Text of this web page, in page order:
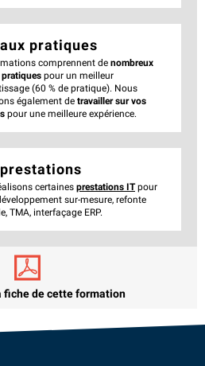
pratiques
comprennent de nombreux
pour un meilleur
(60 % de pratique). Nous
également de travailler sur vos
pour une meilleure expérience.
certaines prestations ITpour
sur-mesure, refonte
TMA, interfaçage ERP.
fiche de cette formation